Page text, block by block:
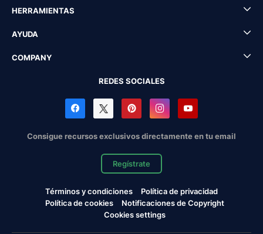
HERRAMIENTAS
AYUDA
COMPANY
REDES SOCIALES
Consigue recursos exclusivos directamente en tu email
Regístrate
Términos y condiciones
Política de privacidad
Política de cookies
Notificaciones de Copyright
Cookies settings